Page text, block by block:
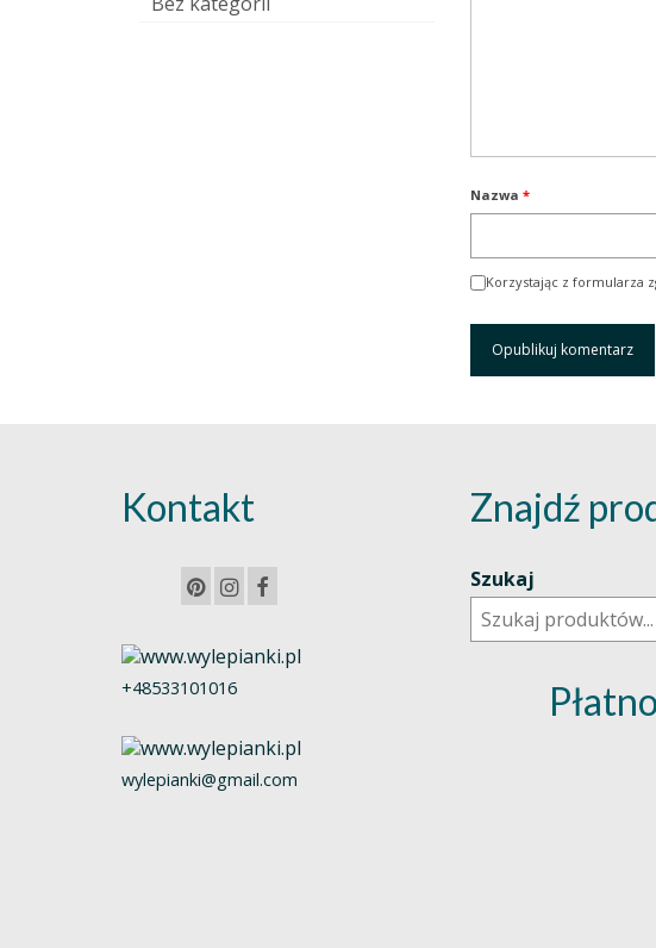
Nazwa *
Korzystając z formularza
Kontakt
+48533101016
wylepianki@gmail.com
Znajdź
Szukaj